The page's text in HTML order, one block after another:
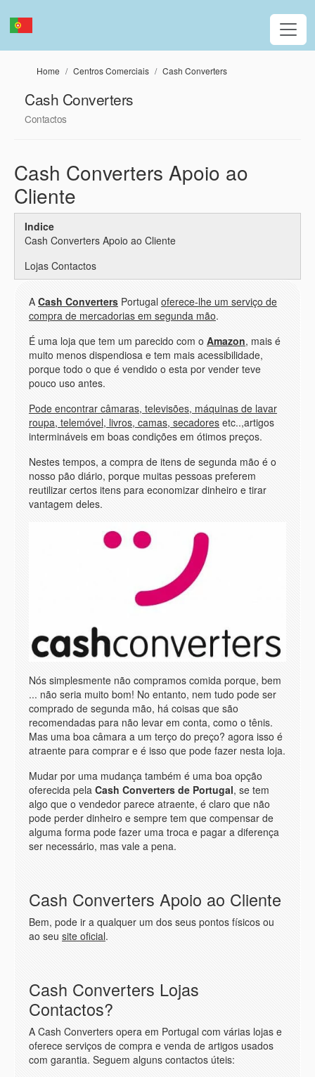
Home Centros Comerciais Cash Converters
Cash Converters
Contactos
Cash Converters Apoio ao
Cliente
Indice
Cash Converters Apoio ao Cliente
Lojas Contactos
A Cash Converters Portugal oferece-lhe um serviço de
compra de mercadorias em segunda mão.
É uma loja que tem um parecido com o Amazon, mais é
muito menos dispendiosa e tem mais acessibilidade,
porque todo o que é vendido o esta por vender teve
pouco uso antes.
Pode encontrar câmaras, televisões, máquinas de lavar
roupa, telemóvel, livros, camas, secadores etc..,artigos
intermináveis ​​em boas condições em ótimos preços.
Nestes tempos, a compra de itens de segunda mão é o
nosso pão diário, porque muitas pessoas preferem
reutilizar certos itens para economizar dinheiro e tirar
vantagem deles.
Nós simplesmente não compramos comida porque, bem
... não seria muito bom! No entanto, nem tudo pode ser
comprado de segunda mão, há coisas que são
recomendadas para não levar em conta, como o tênis.
Mas uma boa câmara a um terço do preço? agora isso é
atraente para comprar e é isso que pode fazer nesta loja.
Mudar por uma mudança também é uma boa opção
oferecida pela Cash Converters de Portugal, se tem
algo que o vendedor parece atraente, é claro que não
pode perder dinheiro e sempre tem que compensar de
alguma forma pode fazer uma troca e pagar a diferença
ser necessário, mas vale a pena.
Cash Converters Apoio ao Cliente
Bem, pode ir a qualquer um dos seus pontos físicos ou
ao seu site oficial.
Cash Converters Lojas
Contactos?
A Cash Converters opera em Portugal com várias lojas e
oferece serviços de compra e venda de artigos usados
com garantia. Seguem alguns contactos úteis: